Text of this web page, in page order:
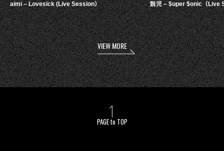
aimi – Lovesick (Live Session） 鋭児 – $uper $onic（Live
VIEW MORE
PAGE to TOP